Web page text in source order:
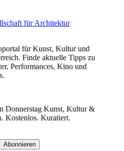
Österreichische Gesellschaft für
für Architektur
für Kunst, Kultur und
Finde aktuelle Tipps zu
Performances, Kino und
Donnerstag Kunst, Kultur &
Kostenlos. Kuratiert.
Abonnieren